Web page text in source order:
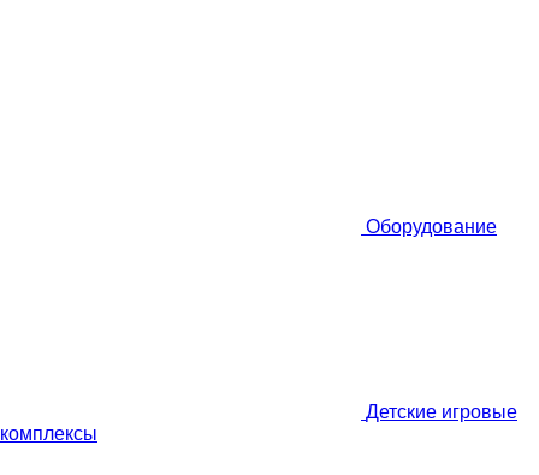
Оборудование
Детские игровые
комплексы